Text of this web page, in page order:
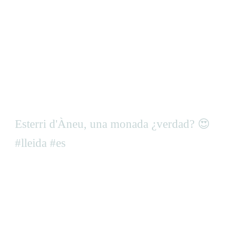
Esterri d'Àneu, una monada ¿verdad? 😍
#lleida #es